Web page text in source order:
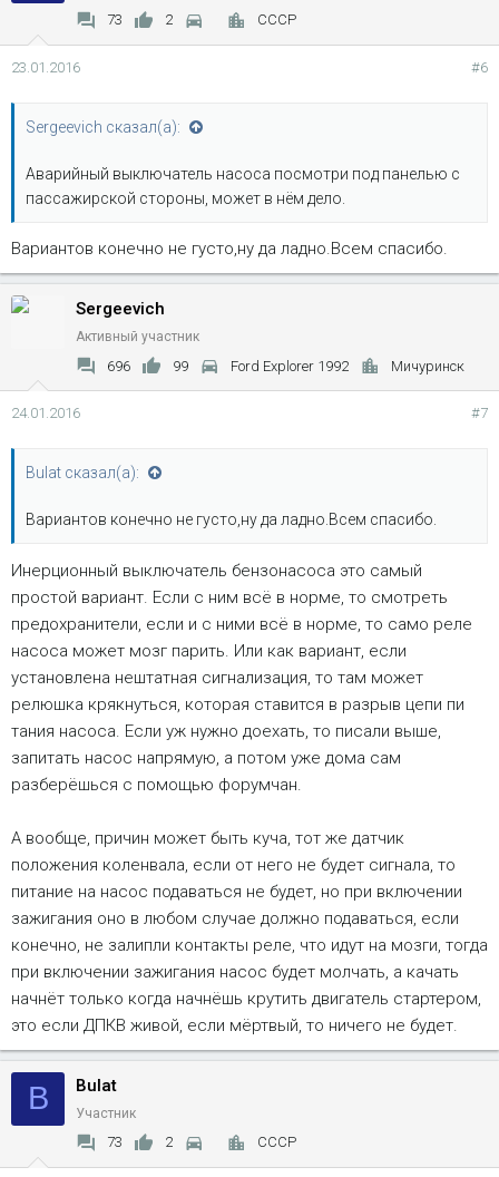
73 2 СССР
23.01.2016 #6
Sergeevich сказал(а):
Аварийный выключатель насоса посмотри под панелью с
пассажирской стороны, может в нём дело.
Вариантов конечно не густо,ну да ладно.Всем спасибо.
Sergeevich
Активный участник
696 99 Ford Explorer 1992 Мичуринск
24.01.2016 #7
Bulat сказал(а):
Вариантов конечно не густо,ну да ладно.Всем спасибо.
Инерционный выключатель бензонасоса это самый
простой вариант. Если с ним всё в норме, то смотреть
предохранители, если и с ними всё в норме, то само реле
насоса может мозг парить. Или как вариант, если
установлена нештатная сигнализация, то там может
релюшка крякнуться, которая ставится в разрыв цепи пи
тания насоса. Если уж нужно доехать, то писали выше,
запитать насос напрямую, а потом уже дома сам
разберёшься с помощью форумчан.
А вообще, причин может быть куча, тот же датчик
положения коленвала, если от него не будет сигнала, то
питание на насос подаваться не будет, но при включении
зажигания оно в любом случае должно подаваться, если
конечно, не залипли контакты реле, что идут на мозги, тогда
при включении зажигания насос будет молчать, а качать
начнёт только когда начнёшь крутить двигатель стартером,
это если ДПКВ живой, если мёртвый, то ничего не будет.
B Bulat
Участник
73 2 СССР